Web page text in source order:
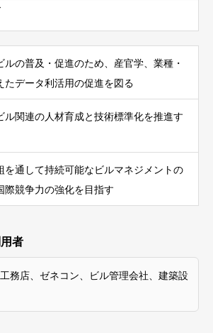
ルの普及・促進のため、産官学、業種・
たデータ利活用の促進を図る
ル関連の人材育成と技術標準化を推進す
を通して持続可能なビルマネジメントの
際競争力の強化を目指す
者
務店、ゼネコン、ビル管理会社、建築設